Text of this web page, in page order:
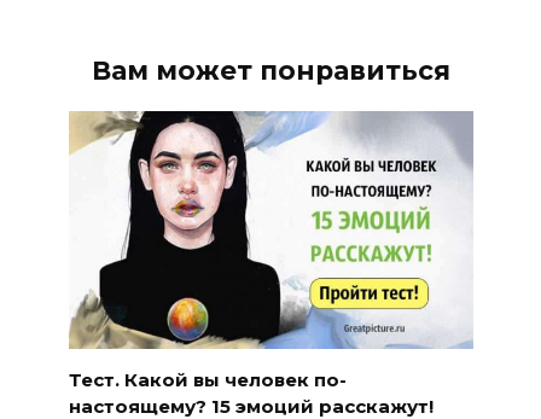
Вам может понравиться
Тест. Какой вы человек по-
настоящему? 15 эмоций расскажут!